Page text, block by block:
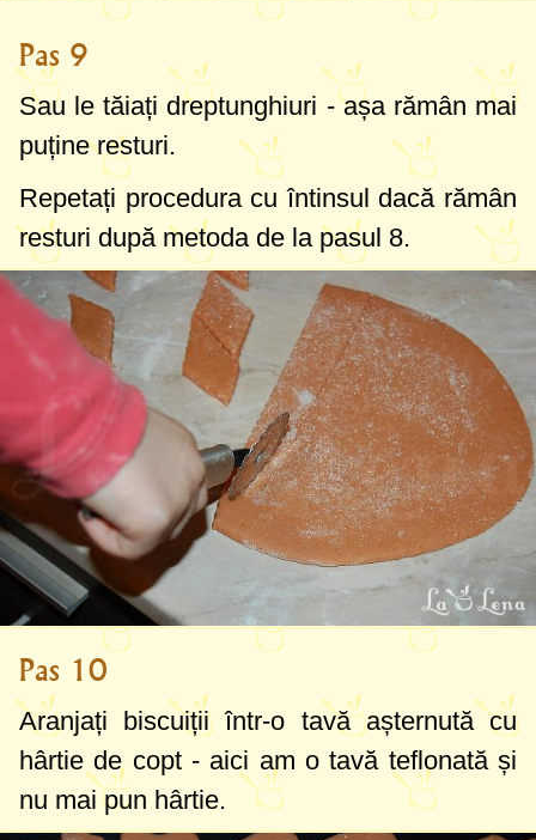
Pas 9
Sau le tăiați dreptunghiuri - așa rămân mai
puține resturi.
Repetați procedura cu întinsul dacă rămân
resturi după metoda de la pasul 8.
Pas 10
Aranjați biscuiții într-o tavă așternută cu
hârtie de copt - aici am o tavă teflonată și
nu mai pun hârtie.